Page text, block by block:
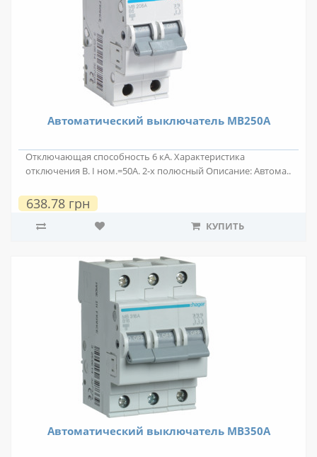
Автоматический выключатель MB250A
Отключающая способность 6 кА. Характеристика
отключения B. I ном.=50А. 2-х полюсный Описание: Автома..
638.78 грн
КУПИТЬ
Автоматический выключатель MB350A